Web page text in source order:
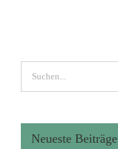
Suche
nach:
Neueste Beiträge